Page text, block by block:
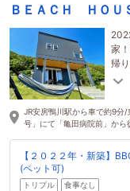
ＢＥＡＣＨ ＨＯ
家
帰
左
JR安房鴨川駅から車で約9分
号」にて「亀田病院前」から
【２０２２年・新築】
(ペット可)
トリプル 食事なし